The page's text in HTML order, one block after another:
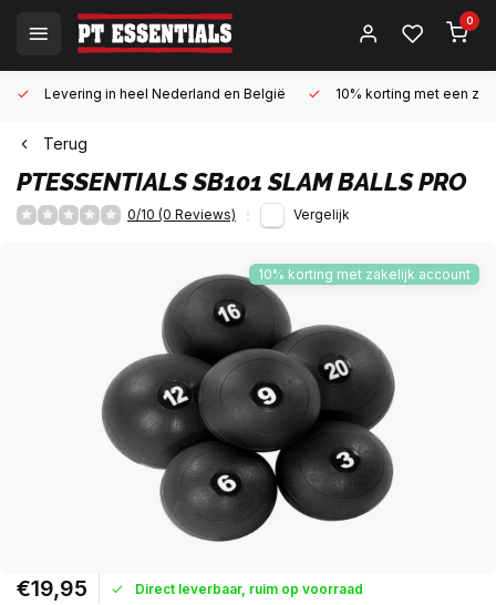
0
Levering in heel Nederland en België 10% korting met een
Terug
PTESSENTIALSSB101 SLAM BALLS PRO
0/10 (0 Reviews) Vergelijk
10% korting met zakelijk account
€19,95 Direct leverbaar, ruim op voorraad